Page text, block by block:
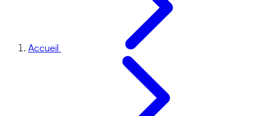
Accueil